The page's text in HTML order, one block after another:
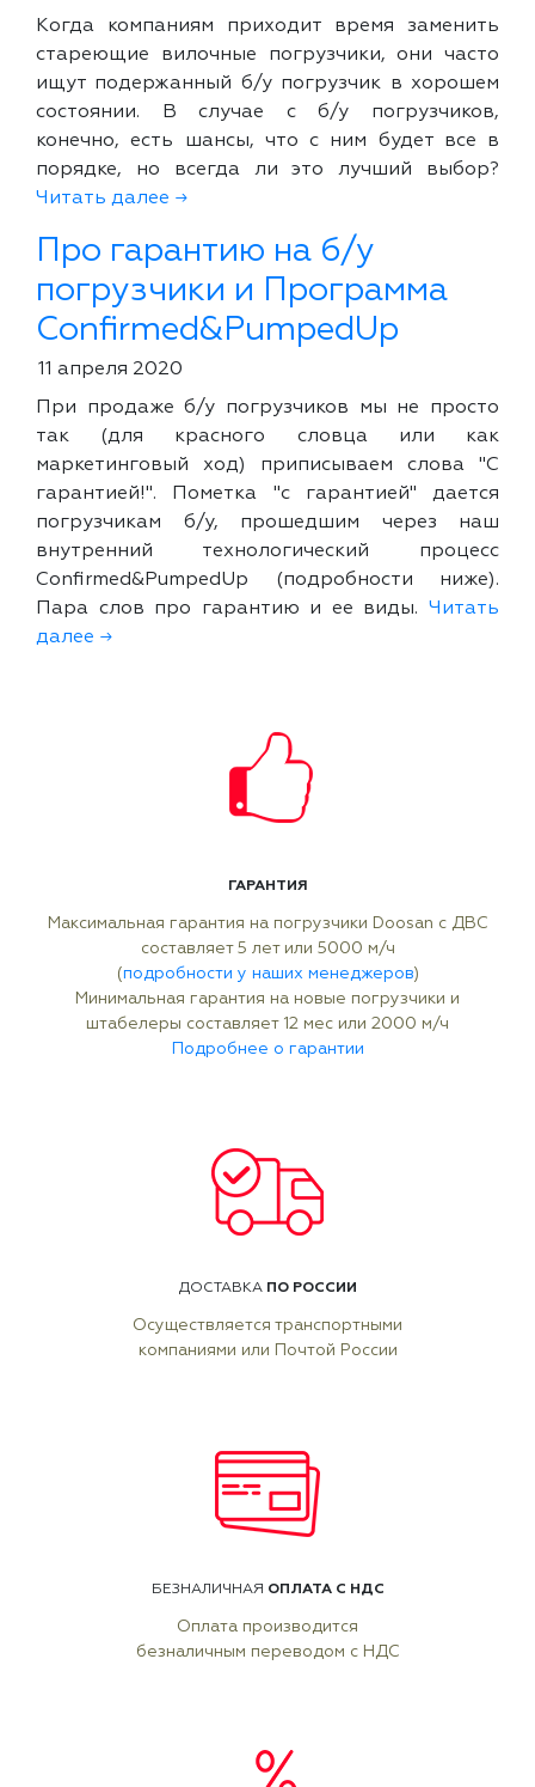
Когда компаниям приходит время заменить
стареющие вилочные погрузчики, они часто
ищут подержанный б/у погрузчик в хорошем
состоянии. В случае с б/у погрузчиков,
конечно, есть шансы, что с ним будет все в
порядке, но всегда ли это лучший выбор?
Читать далее →
Про гарантию на б/у
погрузчики и Программа
Confirmed&PumpedUp
11 апреля 2020
При продаже б/у погрузчиков мы не просто
так (для красного словца или как
маркетинговый ход) приписываем слова "С
гарантией!". Пометка "с гарантией" дается
погрузчикам б/у, прошедшим через наш
внутренний технологический процесс
Confirmed&PumpedUp (подробности ниже).
Пара слов про гарантию и ее виды. Читать
далее →
ГАРАНТИЯ
Максимальная гарантия на погрузчики Doosan с ДВС
составляет 5 лет или 5000 м/ч
(подробности у наших менеджеров)
Минимальная гарантия на новые погрузчики и
штабелеры составляет 12 мес или 2000 м/ч
Подробнее о гарантии
ДОСТАВКА ПО РОССИИ
Осуществляется транспортными
компаниями или Почтой России
БЕЗНАЛИЧНАЯ ОПЛАТА С НДС
Оплата производится
безналичным переводом с НДС